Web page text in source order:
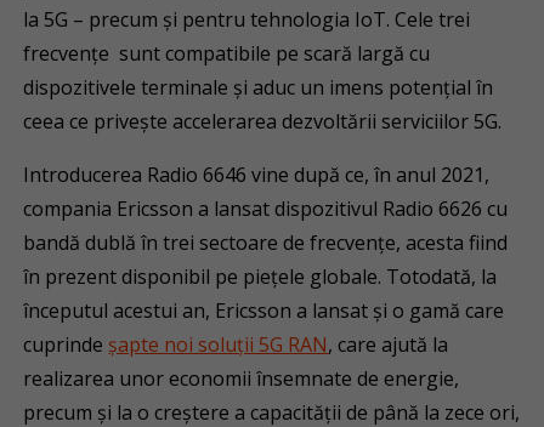
la 5G – precum și pentru tehnologia IoT. Cele trei
frecvențe sunt compatibile pe scară largă cu
dispozitivele terminale și aduc un imens potențial în
ceea ce privește accelerarea dezvoltării serviciilor 5G.
Introducerea Radio 6646 vine după ce, în anul 2021,
compania Ericsson a lansat dispozitivul Radio 6626 cu
bandă dublă în trei sectoare de frecvențe, acesta fiind
în prezent disponibil pe piețele globale. Totodată, la
începutul acestui an, Ericsson a lansat și o gamă care
cuprinde șapte noi soluții 5G RAN, care ajută la
realizarea unor economii însemnate de energie,
precum și la o creștere a capacității de până la zece ori,